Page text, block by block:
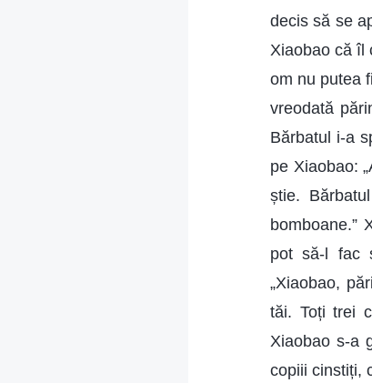
decis să se
Xiaobao că îl
om nu putea
vreodată
Bărbatul i-a
pe Xiaobao:
știe.
bomboane.”
pot să-l fac
„Xiaobao,
tăi. Toți trei
Xiaobao s-a
copiii cinstiți,